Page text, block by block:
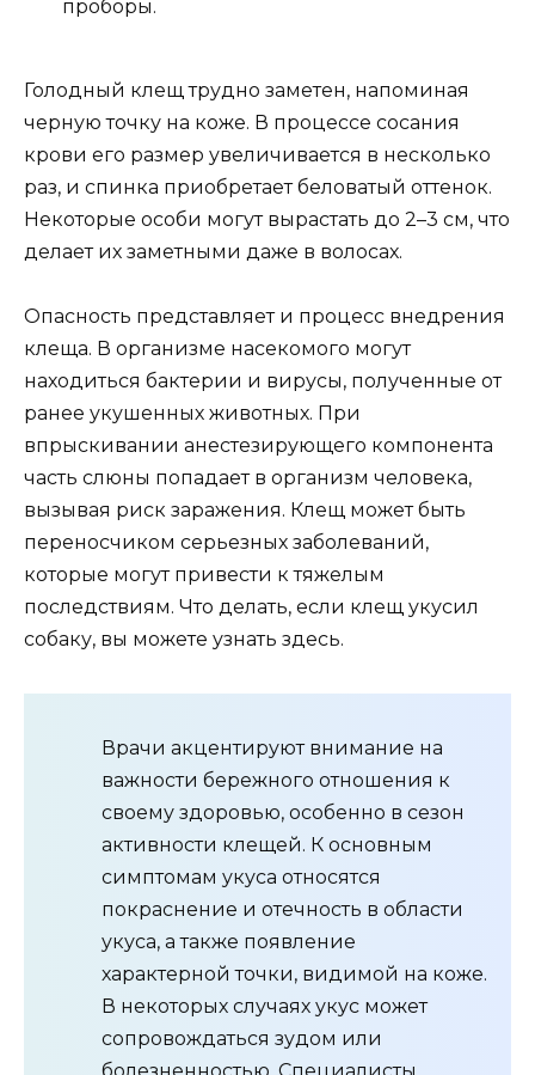
проборы.
Голодный клещ трудно заметен, напоминая
черную точку на коже. В процессе сосания
крови его размер увеличивается в несколько
раз, и спинка приобретает беловатый оттенок.
Некоторые особи могут вырастать до 2–3 см, что
делает их заметными даже в волосах.
Опасность представляет и процесс внедрения
клеща. В организме насекомого могут
находиться бактерии и вирусы, полученные от
ранее укушенных животных. При
впрыскивании анестезирующего компонента
часть слюны попадает в организм человека,
вызывая риск заражения. Клещ может быть
переносчиком серьезных заболеваний,
которые могут привести к тяжелым
последствиям. Что делать, если клещ укусил
собаку, вы можете узнать здесь.
Врачи акцентируют внимание на
важности бережного отношения к
своему здоровью, особенно в сезон
активности клещей. К основным
симптомам укуса относятся
покраснение и отечность в области
укуса, а также появление
характерной точки, видимой на коже.
В некоторых случаях укус может
сопровождаться зудом или